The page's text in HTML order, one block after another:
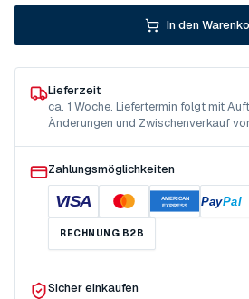
In den
Lieferzeit
ca. 1 Woche. Liefertermin folgt mit
Änderungen und Zwischenverkauf
Zahlungsmöglichkeiten
VISA
AMERICAN
EXPRESS
PayPal
RECHNUNG B2B
Sicher einkaufen